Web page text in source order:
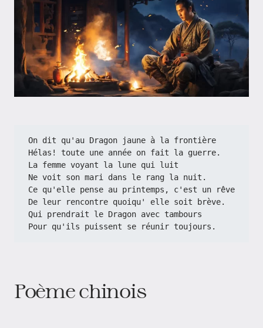
On dit qu'au Dragon jaune à la frontière
Hélas! toute une année on fait la guerre.
La femme voyant la lune qui luit
Ne voit son mari dans le rang la nuit.
Ce qu'elle pense au printemps, c'est un rêve
De leur rencontre quoiqu' elle soit brève.
Qui prendrait le Dragon avec tambours
Pour qu'ils puissent se réunir toujours.
Poème chinois